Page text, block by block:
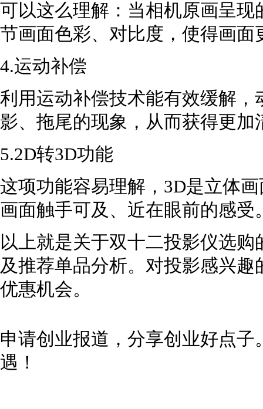
可以这么理解：当相机原画呈
节画面色彩、对比度，使得画面
4.运动补偿
利用运动补偿技术能有效缓解
影、拖尾的现象，从而获得更加
5.2D转3D功能
这项功能容易理解，3D是立体
画面触手可及、近在眼前的感受
以上就是关于双十二投影仪选
及推荐单品分析。对投影感兴
优惠机会。
申请创业报道，分享创业好点
遇！